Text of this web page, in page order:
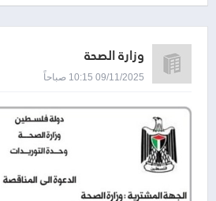
وزارة الصحة
09/11/2025 10:15 صباحاً